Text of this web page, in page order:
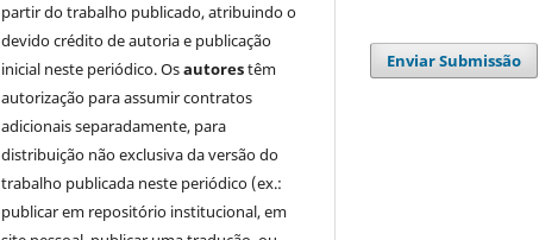
partir do trabalho publicado, atribuindo o
devido crédito de autoria e publicação
inicial neste periódico. Osautorestêm
autorização para assumir contratos
adicionais separadamente, para
distribuição não exclusiva da versão do
trabalho publicada neste periódico (ex.:
publicar em repositório institucional, em
Enviar Submissão